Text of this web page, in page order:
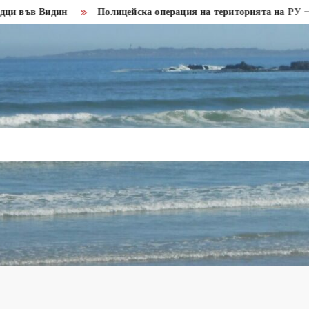
Полицейска операция на територията на РУ – Кула